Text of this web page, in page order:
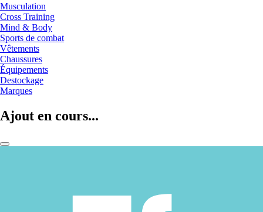
Musculation
Cross Training
Mind & Body
Sports de combat
Vêtements
Chaussures
Équipements
Destockage
Marques
Ajout en cours...